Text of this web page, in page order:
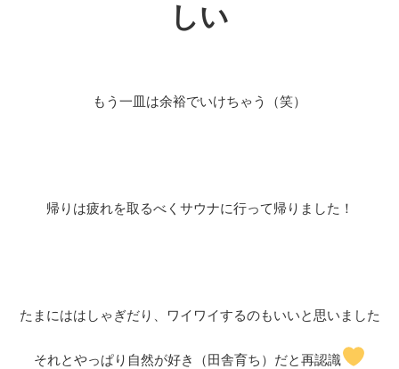
しい
もう一皿は余裕でいけちゃう（笑）
帰りは疲れを取るべくサウナに行って帰りました！
たまにははしゃぎだり、ワイワイするのもいいと思いました
それとやっぱり自然が好き（田舎育ち）だと再認識